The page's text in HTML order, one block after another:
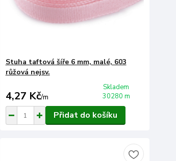
Stuha taftová šíře 6 mm, malé, 603
růžová nejsv.
4,27 Kč/m
Skladem
30280 m
Přidat do košíku